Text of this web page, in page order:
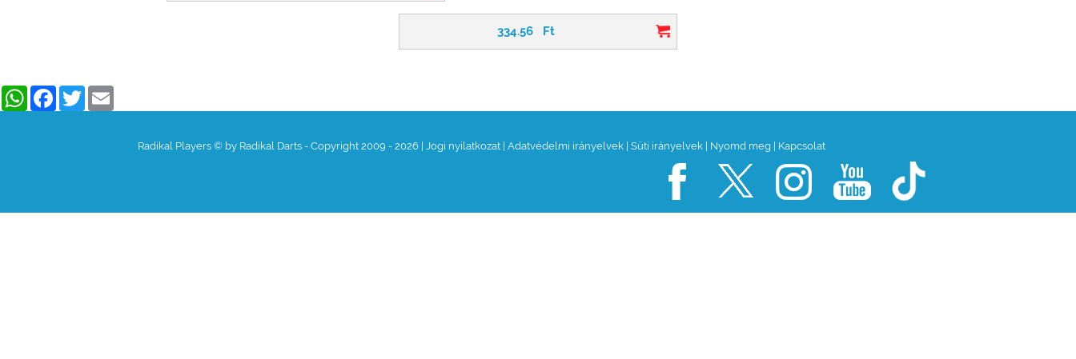
334.56 Ft
WhatsAppFacebookTwitter
Radikal Players © by Radikal Darts - Copyright 2009 - 2026 | Jogi nyilatkozat | Adatvédelmi irányelvek | Süti irányelvek | Nyomd meg | Kapcsolat